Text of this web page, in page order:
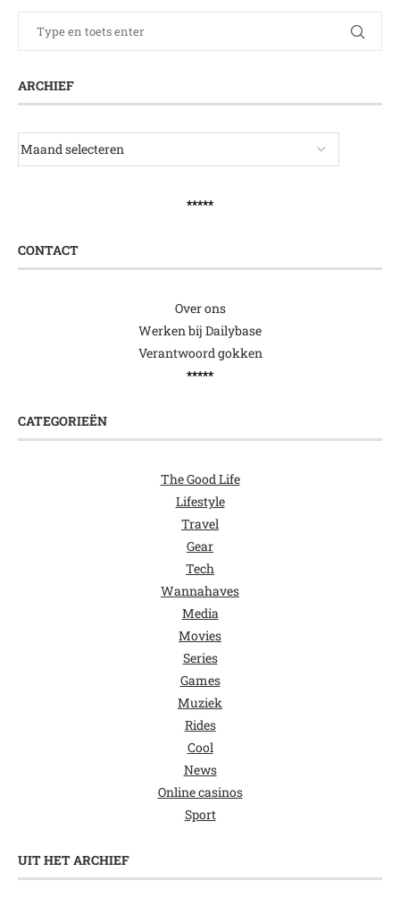
ARCHIEF
*****
CONTACT
Over ons
Werken bij Dailybase
Verantwoord gokken
*****
CATEGORIEËN
The Good Life
Lifestyle
Travel
Gear
Tech
Wannahaves
Media
Movies
Series
Games
Muziek
Rides
Cool
News
Online casinos
Sport
UIT HET ARCHIEF